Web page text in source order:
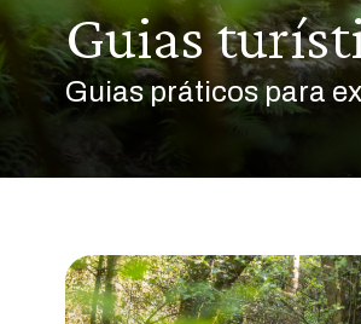
Guias
Guias práticos para